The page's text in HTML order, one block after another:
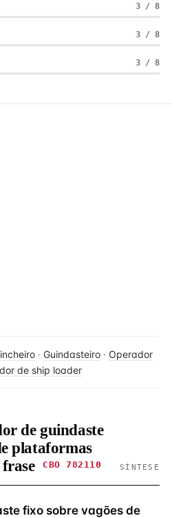
3 / 8
3 / 8
3 / 8
· Guindasteiro · Operador
de ship loader
de guindaste
plataformas
CBO 782110 SÍNTESE
fixo sobre vagões de